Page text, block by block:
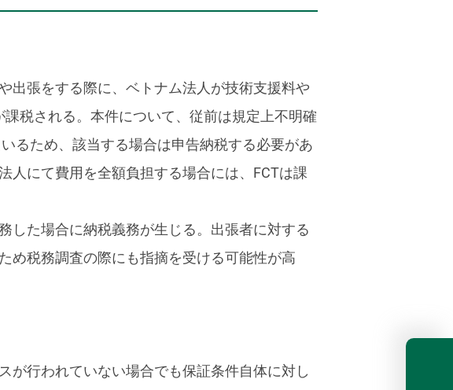
出張をする際に、ベトナム法人が技術支援料や
税される。本件について、従前は規定上不明確
るため、該当する場合は申告納税する必要があ
人にて費用を全額負担する場合には、FCTは課
した場合に納税義務が生じる。出張者に対する
め税務調査の際にも指摘を受ける可能性が高
が行われていない場合でも保証条件自体に対し